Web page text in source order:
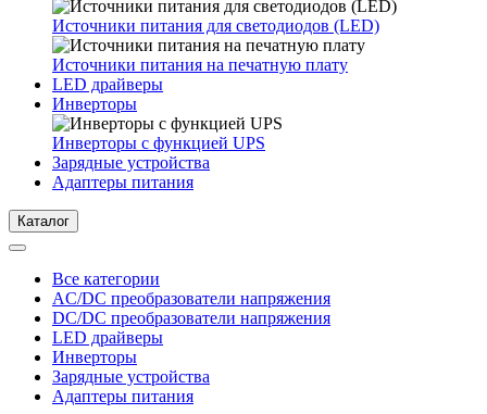
Источники питания для светодиодов (LED)
Источники питания на печатную плату
LED драйверы
Инверторы
Инверторы с функцией UPS
Зарядные устройства
Адаптеры питания
Каталог
Все категории
AC/DC преобразователи напряжения
DC/DC преобразователи напряжения
LED драйверы
Инверторы
Зарядные устройства
Адаптеры питания